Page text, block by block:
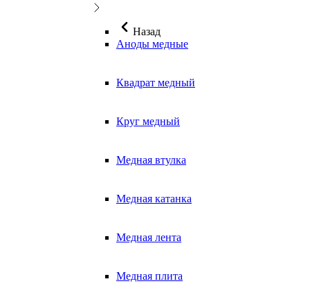
Назад
Аноды медные
Квадрат медный
Круг медный
Медная втулка
Медная катанка
Медная лента
Медная плита